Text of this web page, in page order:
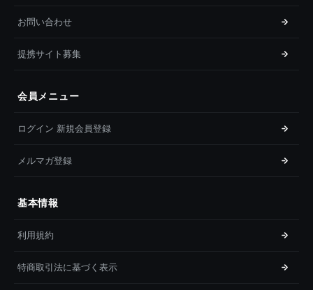
お問い合わせ
提携サイト募集
会員メニュー
ログイン 新規会員登録
メルマガ登録
基本情報
利用規約
特商取引法に基づく表示